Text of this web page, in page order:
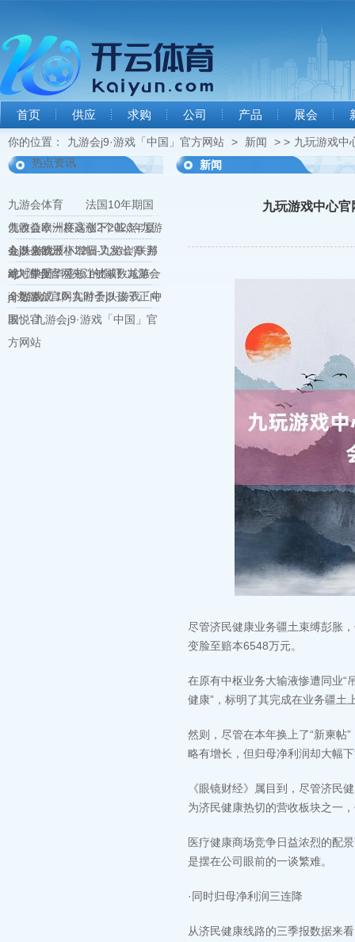
首页 供应 求购 公司 产品 展会
你的位置： 九游会j9·游戏「中国」官方网站 > 新闻 > > 九玩游戏中
热点资讯
九游会体育 法国10年期国
债收益率一度高涨2个基点-九游
会j9·游戏「
九游会欧洲杯这创下2023年夏
令以来的最小增幅-九游会j9·游
戏「中国」
九游会欧洲杯22日又发出“联邦
绝对禁受华盛顿”的恫吓-九游会
j9·游戏「
aj九游会官网先让被减数减第一
个数凑成 10-九游会j9·游戏「中
国」官
aj九游会官网实时予以孩子正向
取悦-九游会j9·游戏「中国」官
方网站
新闻
九玩游戏中心官
尽管济民健康业务疆土束缚彭胀
变脸至赔本6548万元。
在原有中枢业务大输液惨遭同业“
健康”，标明了其完成在业务疆土
然则，尽管在本年换上了“新柬帖
略有增长，但归母净利润却大幅
《眼镜财经》属目到，尽管济民
为济民健康热切的营收板块之一
医疗健康商场竞争日益浓烈的配
是摆在公司眼前的一谈繁难。
·同时归母净利润三连降
从济民健康线路的三季报数据来